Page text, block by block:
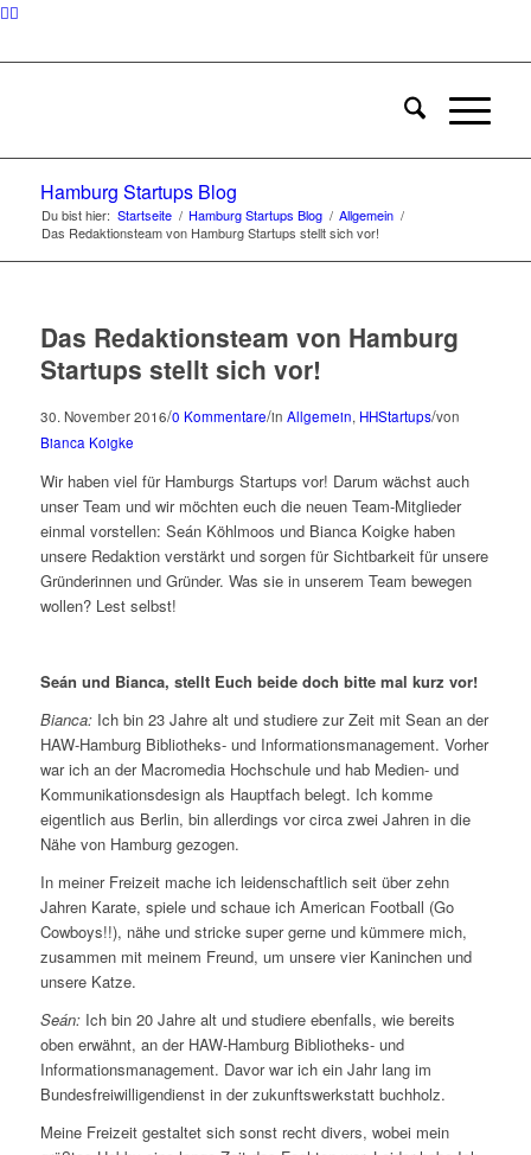
Hamburg Startups Blog
Du bist hier: Startseite / Hamburg Startups Blog / Allgemein /
Das Redaktionsteam von Hamburg Startups stellt sich vor!
Das Redaktionsteam von Hamburg
Startups stellt sich vor!
30. November 2016/0 Kommentare/in Allgemein, HHStartups/von
Bianca Koigke
Wir haben viel für Hamburgs Startups vor! Darum wächst auch
unser Team und wir möchten euch die neuen Team-Mitglieder
einmal vorstellen: Seán Köhlmoos und Bianca Koigke haben
unsere Redaktion verstärkt und sorgen für Sichtbarkeit für unsere
Gründerinnen und Gründer. Was sie in unserem Team bewegen
wollen? Lest selbst!
Seán und Bianca, stellt Euch beide doch bitte mal kurz vor!
Bianca:Ich bin 23 Jahre alt und studiere zur Zeit mit Sean an der
HAW-Hamburg Bibliotheks- und Informationsmanagement. Vorher
war ich an der Macromedia Hochschule und hab Medien- und
Kommunikationsdesign als Hauptfach belegt. Ich komme
eigentlich aus Berlin, bin allerdings vor circa zwei Jahren in die
Nähe von Hamburg gezogen.
In meiner Freizeit mache ich leidenschaftlich seit über zehn
Jahren Karate, spiele und schaue ich American Football (Go
Cowboys!!), nähe und stricke super gerne und kümmere mich,
zusammen mit meinem Freund, um unsere vier Kaninchen und
unsere Katze.
Seán:Ich bin 20 Jahre alt und studiere ebenfalls, wie bereits
oben erwähnt, an der HAW-Hamburg Bibliotheks- und
Informationsmanagement. Davor war ich ein Jahr lang im
Bundesfreiwilligendienst in der zukunftswerkstatt buchholz.
Meine Freizeit gestaltet sich sonst recht divers, wobei mein